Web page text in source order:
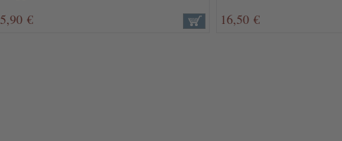
5,90 € 16,50 €